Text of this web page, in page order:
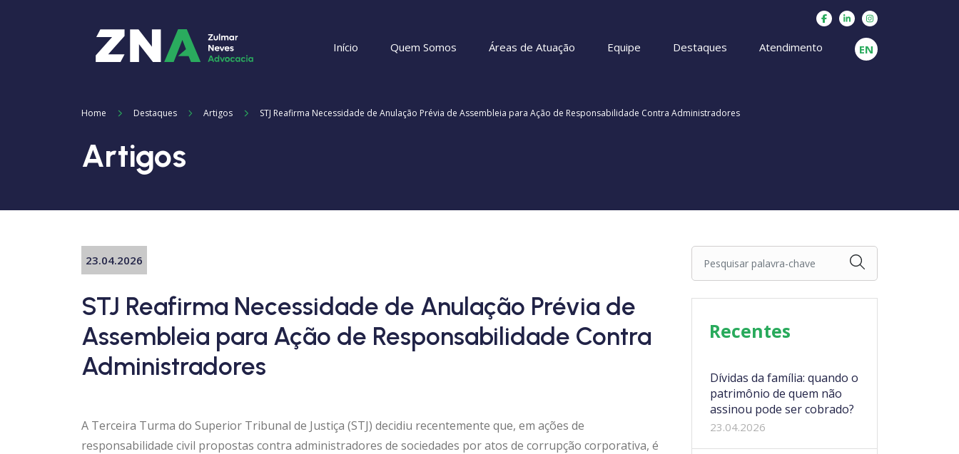
Início Quem Somos Áreas de Atuação Equipe Destaques Atendimento EN
Home Destaques Artigos STJ Reafirma Necessidade de Anulação Prévia de Assembleia para Ação de Responsabilidade Contra Administradores
Artigos
23.04.2026
STJ Reafirma Necessidade de Anulação Prévia de
Assembleia para Ação de Responsabilidade Contra
Administradores
A Terceira Turma do Superior Tribunal de Justiça (STJ) decidiu recentemente que, em ações de
responsabilidade civil propostas contra administradores de sociedades por atos de corrupção corporativa, é
Pesquisar palavra-chave
Recentes
Dívidas da família: quando o
patrimônio de quem não
assinou pode ser cobrado?
23.04.2026